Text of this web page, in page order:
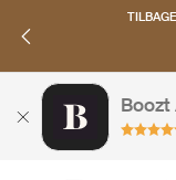
Boozt